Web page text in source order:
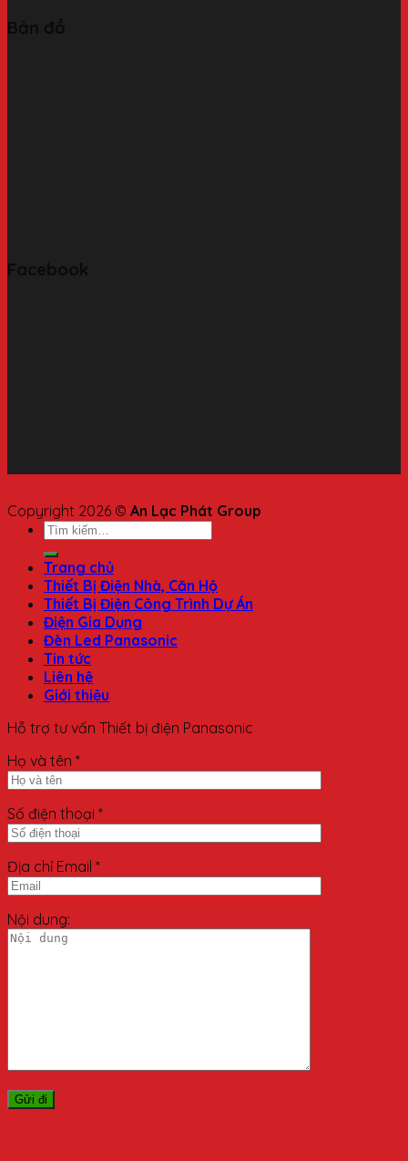
Copyright 2026 © An Lạc Phát Group
Trang chủ
Thiết Bị Điện Nhà, Căn Hộ
Thiết Bị Điện Công Trình Dự Án
Điện Gia Dụng
Đèn Led Panasonic
Tin tức
Liên hệ
Giới thiệu
Hỗ trợ tư vấn Thiết bị điện Panasonic
Họ và tên *
Số điện thoại *
Địa chỉ Email *
Nội dung: